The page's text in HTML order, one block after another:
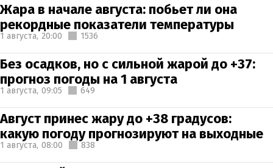
Жара в начале августа: побьет ли она
рекордные показатели температуры
1 августа, 20:00 1536
Без осадков, но с сильной жарой до +37:
прогноз погоды на 1 августа
1 августа, 09:05 649
Август принес жару до +38 градусов:
какую погоду прогнозируют на выходные
1 августа, 08:00 838